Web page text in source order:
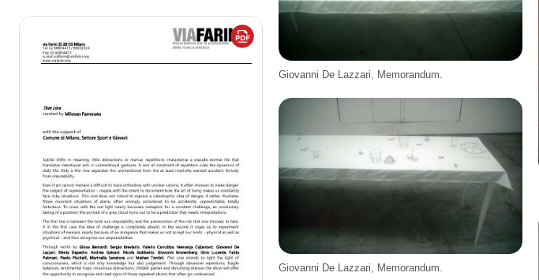
Giovanni De Lazzari, Memorandum.
Giovanni De Lazzari, Memorandum.